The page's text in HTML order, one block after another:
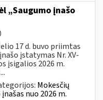
„Saugumo įnašo
17 d. buvo priimtas
įstatymas Nr. XV-
įsigalios 2026 m.
Mokesčių
nuo 2026 m.